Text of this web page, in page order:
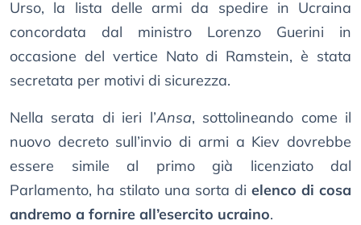
Urso, la lista delle armi da spedire in Ucraina
concordata dal ministro Lorenzo Guerini in
occasione del vertice Nato di Ramstein, è stata
secretata per motivi di sicurezza.
Nella serata di ieri l’Ansa, sottolineando come il
nuovo decreto sull’invio di armi a Kiev dovrebbe
essere simile al primo già licenziato dal
Parlamento, ha stilato una sorta di elenco di cosa
andremo a fornire all’esercito ucraino.